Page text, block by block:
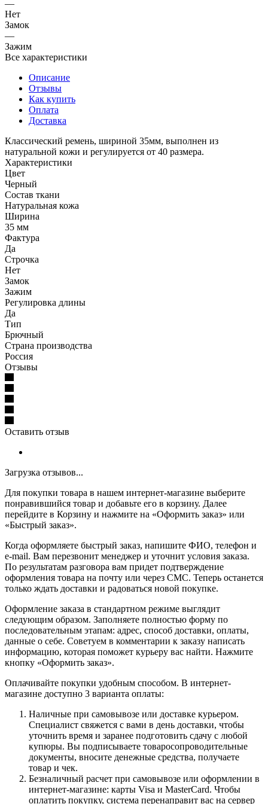
—
Нет
Замок
—
Зажим
Все характеристики
Описание
Отзывы
Как купить
Оплата
Доставка
Классический ремень, шириной 35мм, выполнен из
натуральной кожи и регулируется от 40 размера.
Характеристики
Цвет
Черный
Состав ткани
Натуральная кожа
Ширина
35 мм
Фактура
Да
Строчка
Нет
Замок
Зажим
Регулировка длины
Да
Тип
Брючный
Страна производства
Россия
Отзывы
Оставить отзыв
Загрузка отзывов...
Для покупки товара в нашем интернет-магазине выберите
понравившийся товар и добавьте его в корзину. Далее
перейдите в Корзину и нажмите на «Оформить заказ» или
«Быстрый заказ».
Когда оформляете быстрый заказ, напишите ФИО, телефон и
e-mail. Вам перезвонит менеджер и уточнит условия заказа.
По результатам разговора вам придет подтверждение
оформления товара на почту или через СМС. Теперь останется
только ждать доставки и радоваться новой покупке.
Оформление заказа в стандартном режиме выглядит
следующим образом. Заполняете полностью форму по
последовательным этапам: адрес, способ доставки, оплаты,
данные о себе. Советуем в комментарии к заказу написать
информацию, которая поможет курьеру вас найти. Нажмите
кнопку «Оформить заказ».
Оплачивайте покупки удобным способом. В интернет-
магазине доступно 3 варианта оплаты:
Наличные при самовывозе или доставке курьером.
Специалист свяжется с вами в день доставки, чтобы
уточнить время и заранее подготовить сдачу с любой
купюры. Вы подписываете товаросопроводительные
документы, вносите денежные средства, получаете
товар и чек.
Безналичный расчет при самовывозе или оформлении в
интернет-магазине: карты Visa и MasterCard. Чтобы
оплатить покупку, система перенаправит вас на сервер